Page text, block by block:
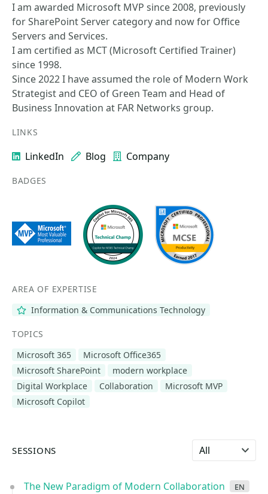
I am awarded Microsoft MVP since 2008, previously
for SharePoint Server category and now for Office
Servers and Services.
I am certified as MCT (Microsoft Certified Trainer)
since 1998.
Since 2022 I have assumed the role of Modern Work
Strategist and CEO of Green Team and Head of
Business Innovation at FAR Networks group.
LINKS
LinkedIn Blog Company
BADGES
AREA OF EXPERTISE
Information & Communications Technology
TOPICS
Microsoft 365
Microsoft Office365
Microsoft SharePoint
modern workplace
Digital Workplace
Collaboration
Microsoft MVP
Microsoft Copilot
SESSIONS Select language
The New Paradigm of Modern Collaboration en